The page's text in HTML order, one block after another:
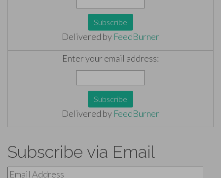
Delivered by FeedBurner
Enter your email address:
Delivered by FeedBurner
Subscribe via Email
Email